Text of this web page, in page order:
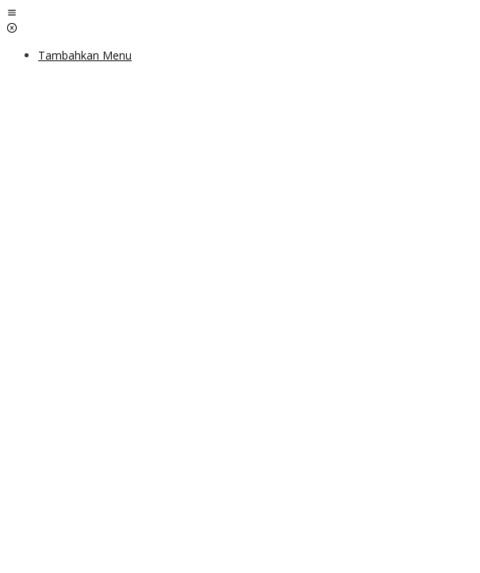
Lewati
ke
Tambahkan Menu